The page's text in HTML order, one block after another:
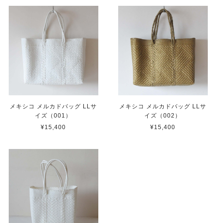
メキシコ メルカドバッグ LLサ
イズ（001）
¥15,400
メキシコ メルカドバッグ LLサ
イズ（002）
¥15,400